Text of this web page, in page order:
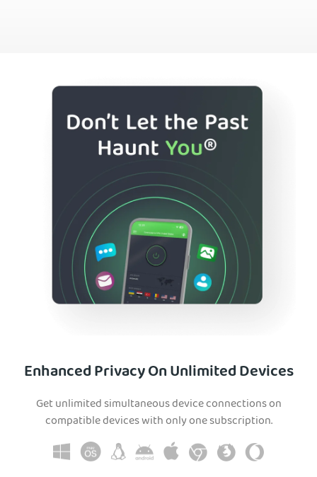
Enhanced Privacy On Unlimited Devices
Get unlimited simultaneous device connections on
compatible devices with only one subscription.